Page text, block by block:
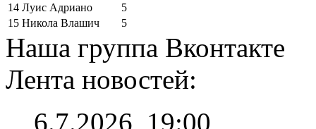
14 Луис Адриано
5
15 Никола Влашич 5
Наша группа Вконтакте
Лента новостей:
6.7.2026, 19:00